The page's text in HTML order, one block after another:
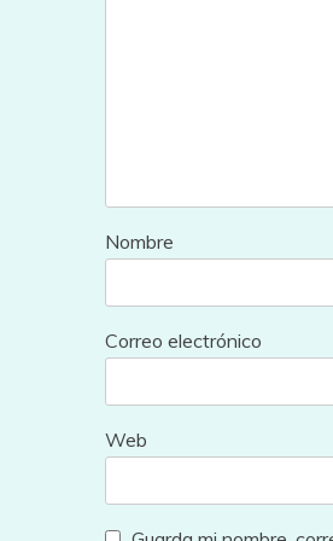
Nombre
Correo electrónico
Web